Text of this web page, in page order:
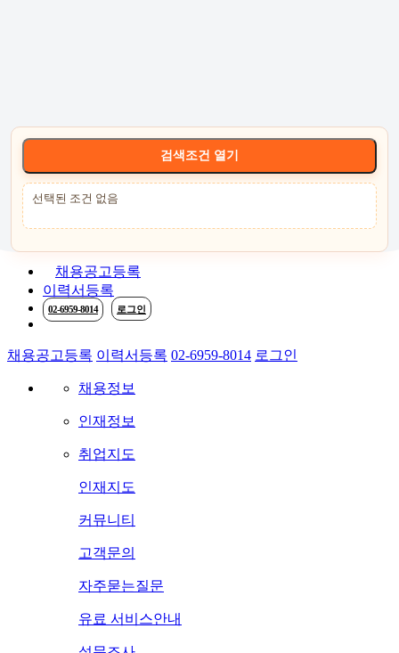
케어잡 공식 취
채용공고등록
이력서등록
02-6959-8014 로그인
채용공고등록 이력서등록 02-6959-8014 로그인
채용정보
인재정보
취업지도
인재지도
커뮤니티
고객문의
자주묻는질문
유료 서비스안내
검색조건 열기
선택된 조건 없음